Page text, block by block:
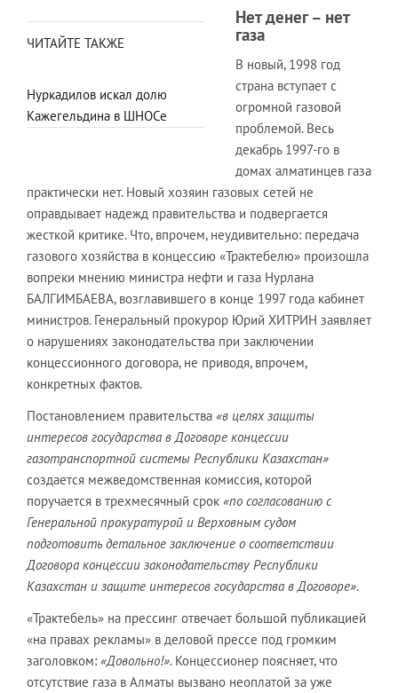
ЧИТАЙТЕ ТАКЖЕ
Нуркадилов искал долю
Кажегельдина в ШНОСе
Нет денег – нет
газа
В новый, 1998 год
страна вступает с
огромной газовой
проблемой. Весь
декабрь 1997-го в
домах алматинцев газа
практически нет. Новый хозяин газовых сетей не
оправдывает надежд правительства и подвергается
жесткой критике. Что, впрочем, неудивительно: передача
газового хозяйства в концессию «Трактебелю» произошла
вопреки мнению министра нефти и газа Нурлана
БАЛГИМБАЕВА, возглавившего в конце 1997 года кабинет
министров. Генеральный прокурор Юрий ХИТРИН заявляет
о нарушениях законодательства при заключении
концессионного договора, не приводя, впрочем,
конкретных фактов.
Постановлением правительства «в целях защиты
интересов государства в Договоре концессии
газотранспортной системы Республики Казахстан»
создается межведомственная комиссия, которой
поручается в трехмесячный срок «по согласованию с
Генеральной прокуратурой и Верховным судом
подготовить детальное заключение о соответствии
Договора концессии законодательству Республики
Казахстан и защите интересов государства в Договоре».
«Трактебель» на прессинг отвечает большой публикацией
«на правах рекламы» в деловой прессе под громким
заголовком: «Довольно!». Концессионер поясняет, что
отсутствие газа в Алматы вызвано неоплатой за уже